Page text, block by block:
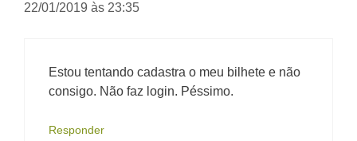
22/01/2019 às 23:35
Estou tentando cadastra o meu bilhete e não
consigo. Não faz login. Péssimo.
Responder